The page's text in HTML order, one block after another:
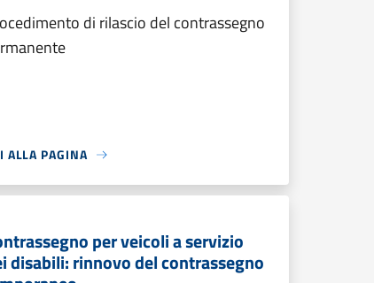
di rilascio del contrassegno
ALLA PAGINA
per veicoli a servizio
disabili: rinnovo del contrassegno